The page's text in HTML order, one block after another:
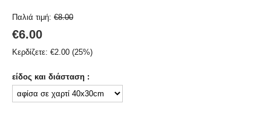
Παλιά τιμή: €8.00
€6.00
Κερδίζετε: €2.00 (25%)
είδος και διάσταση :